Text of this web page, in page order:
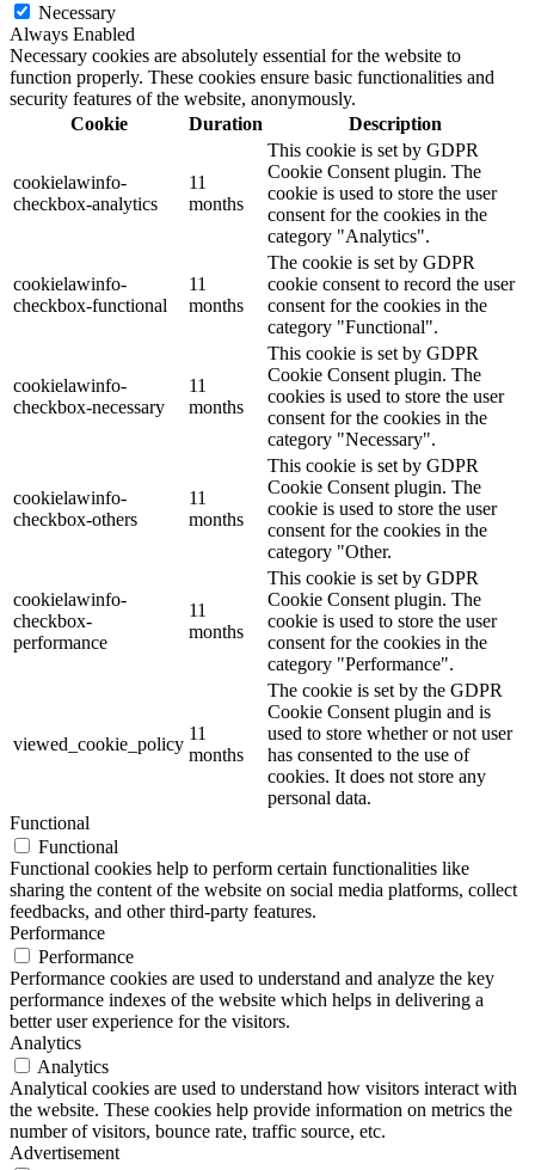
Necessary
Always Enabled
Necessary cookies are absolutely essential for the website to
function properly. These cookies ensure basic functionalities and
security features of the website, anonymously.
Cookie
Duration Description
cookielawinfo-
checkbox-analytics
11
months
This cookie is set by GDPR
Cookie Consent plugin. The
cookie is used to store the user
consent for the cookies in the
category "Analytics".
cookielawinfo-
checkbox-functional
11
months
The cookie is set by GDPR
cookie consent to record the user
consent for the cookies in the
category "Functional".
cookielawinfo-
checkbox-necessary
11
months
This cookie is set by GDPR
Cookie Consent plugin. The
cookies is used to store the user
consent for the cookies in the
category "Necessary".
cookielawinfo-
checkbox-others
11
months
This cookie is set by GDPR
Cookie Consent plugin. The
cookie is used to store the user
consent for the cookies in the
category "Other.
cookielawinfo-
checkbox-
performance
11
months
This cookie is set by GDPR
Cookie Consent plugin. The
cookie is used to store the user
consent for the cookies in the
category "Performance".
viewed_cookie_policy
11
months
The cookie is set by the GDPR
Cookie Consent plugin and is
used to store whether or not user
has consented to the use of
cookies. It does not store any
personal data.
Functional
Functional
Functional cookies help to perform certain functionalities like
sharing the content of the website on social media platforms, collect
feedbacks, and other third-party features.
Performance
Performance
Performance cookies are used to understand and analyze the key
performance indexes of the website which helps in delivering a
better user experience for the visitors.
Analytics
Analytics
Analytical cookies are used to understand how visitors interact with
the website. These cookies help provide information on metrics the
number of visitors, bounce rate, traffic source, etc.
Advertisement